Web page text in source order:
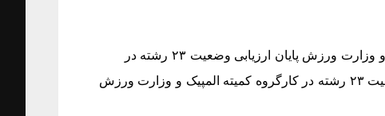
پایان ارزیابی وضعیت ۲۳ رشته در کارگروه کمیته المپیک و وزارت ورزش پایان ارزیابی وضعیت ۲۳ رشته در
ورزش